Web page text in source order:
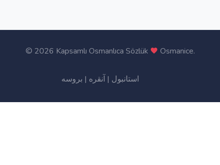
© 2026 Kapsamlı Osmanlıca Sözlük Osmanice.
استانبول | آنقره | بروسه